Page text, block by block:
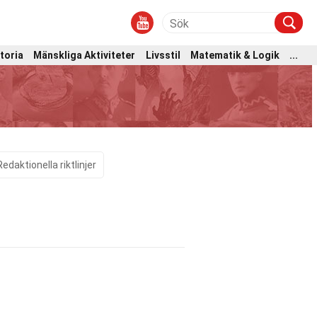
Mänskliga Aktiviteter Livsstil Matematik & Logik
...
riktlinjer